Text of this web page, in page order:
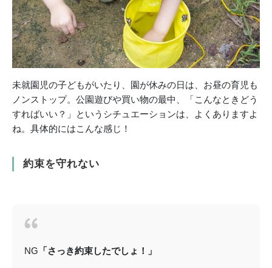
未就園児の子どもがいたり、園が休みの日は、お昼の育児も
ノンストップ。公園遊びや買い物の最中、「こんなときどう
すればいい？」というシチュエーションは、よくありますよ
ね。具体的にはこんな感じ！
約束を守れない
NG 「さっき約束したでしょ！」